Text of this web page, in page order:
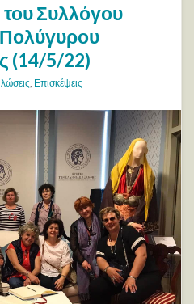
Συλλόγου
(14/5/22)
Επισκέψεις